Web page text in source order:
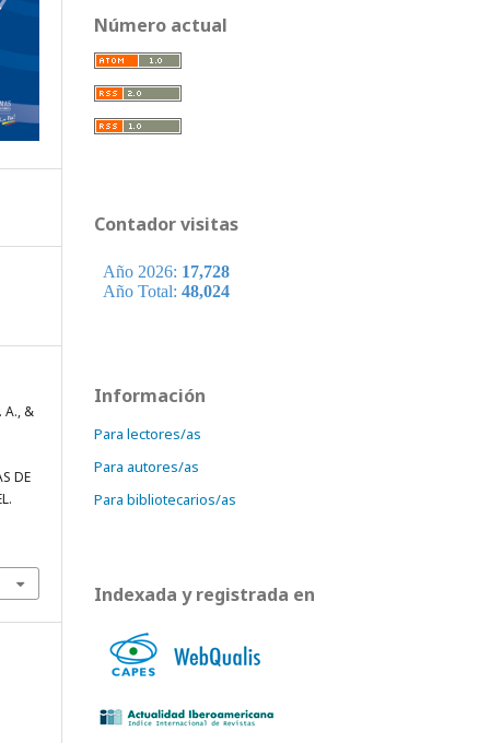
A., &
DE
Número actual
Contador visitas
Información
Para lectores/as
Para autores/as
Para bibliotecarios/as
Indexada y registrada en